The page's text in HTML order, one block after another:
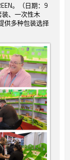
。（日期：9
、一次性木
供多种包装选择